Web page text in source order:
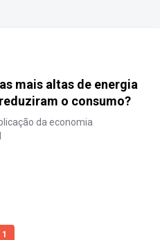
mais altas de energia
o consumo?
da economia
1